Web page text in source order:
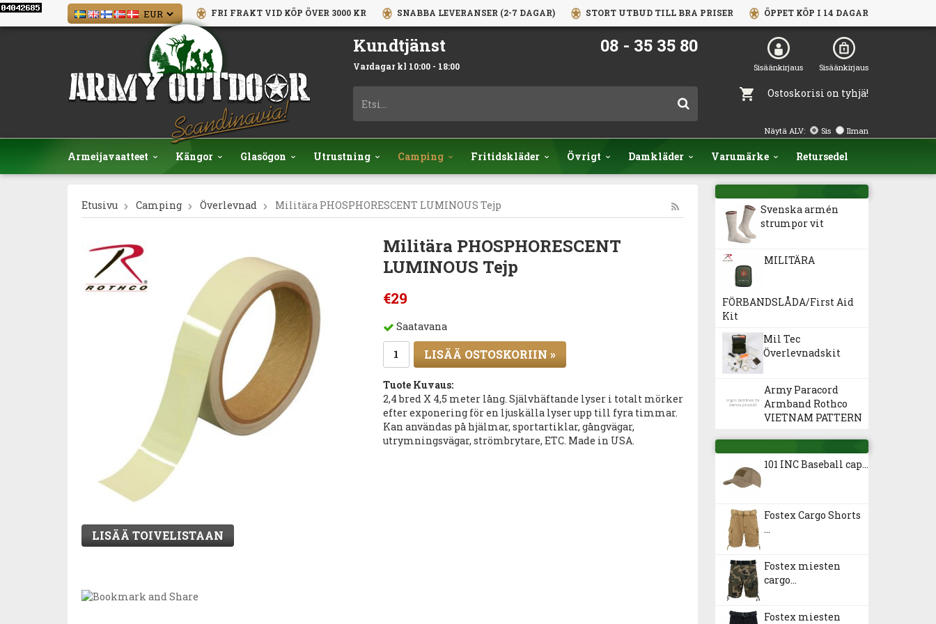
FRI FRAKT VID KÖP ÖVER 3000 KR SNABBA LEVERANSER (2-7 DAGAR) STORT UTBUD TILL BRA PRISER ÖPPET KÖP I 14 DAGAR
Sisäänkirjaus Sisäänkirjaus
Ostoskorisi on tyhjä!
Kundtjänst
Vardagar kl 10:00 - 18:00
08 - 35 35 80
Näytä ALV: Sis Ilman
Armeijavaatteet Kängor Glasögon Utrustning Camping Fritidskläder Övrigt Damkläder Varumärke Retursedel
Svenska armén
strumpor vit
MILITÄRA
FÖRBANDSLÅDA/First Aid
Kit
Mil Tec
Överlevnadskit
Army Paracord
Armband Rothco
VIETNAM PATTERN
101 INC Baseball cap...
Fostex Cargo Shorts
...
Fostex miesten
cargo...
Fostex miesten
Etusivu Camping Överlevnad Militära PHOSPHORESCENT LUMINOUS Tejp
Militära PHOSPHORESCENT
LUMINOUS Tejp
€29
Saatavana
LISÄÄ OSTOSKORIIN »
Tuote Kuvaus:
2,4 bred X 4,5 meter lång. Självhäftande lyser i totalt mörker
efter exponering för en ljuskälla lyser upp till fyra timmar.
Kan användas på hjälmar, sportartiklar, gångvägar,
utrymningsvägar, strömbrytare, ETC. Made in USA.
LISÄÄ TOIVELISTAAN